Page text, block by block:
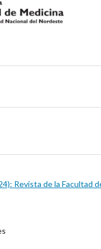
Revista de la Facultad